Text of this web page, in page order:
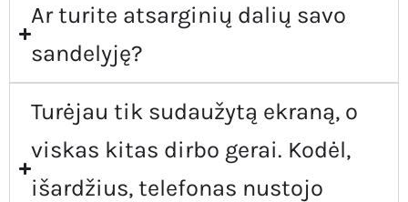
Ar turite atsarginių dalių savo
sandelyję?
Turėjau tik sudaužytą ekraną, o
viskas kitas dirbo gerai. Kodėl,
išardžius, telefonas nustojo